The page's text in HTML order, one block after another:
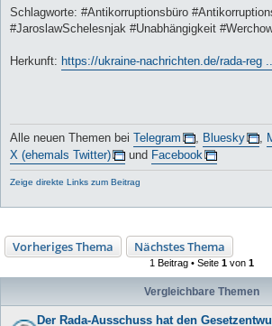
Schlagworte: #Antikorruptionsbüro
#JaroslawSchelesnjak #Unabhängigkeit
Herkunft: https://ukraine-nachrichten.de/rada-reg
Alle neuen Themen bei Telegram , Bluesky ,
X (ehemals Twitter)
und Facebook
Zeige direkte Links zum Beitrag
Vorheriges Thema Nächstes Thema
1 Beitrag • Seite 1 von 1
Vergleichbare Themen
Der Rada-Ausschuss hat den